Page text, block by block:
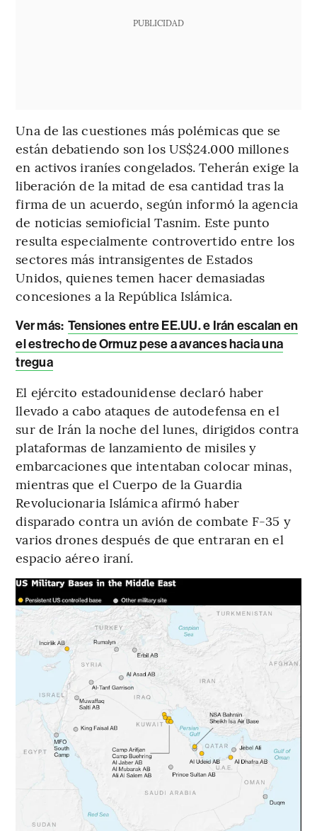
PUBLICIDAD
Una de las cuestiones más polémicas que se
están debatiendo son los US$24.000 millones
en activos iraníes congelados. Teherán exige la
liberación de la mitad de esa cantidad tras la
firma de un acuerdo, según informó la agencia
de noticias semioficial Tasnim. Este punto
resulta especialmente controvertido entre los
sectores más intransigentes de Estados
Unidos, quienes temen hacer demasiadas
concesiones a la República Islámica.
Ver más: Tensiones entre EE.UU. e Irán escalan en
el estrecho de Ormuz pese a avances hacia una
tregua
El ejército estadounidense declaró haber
llevado a cabo ataques de autodefensa en el
sur de Irán la noche del lunes, dirigidos contra
plataformas de lanzamiento de misiles y
embarcaciones que intentaban colocar minas,
mientras que el Cuerpo de la Guardia
Revolucionaria Islámica afirmó haber
disparado contra un avión de combate F-35 y
varios drones después de que entraran en el
espacio aéreo iraní.